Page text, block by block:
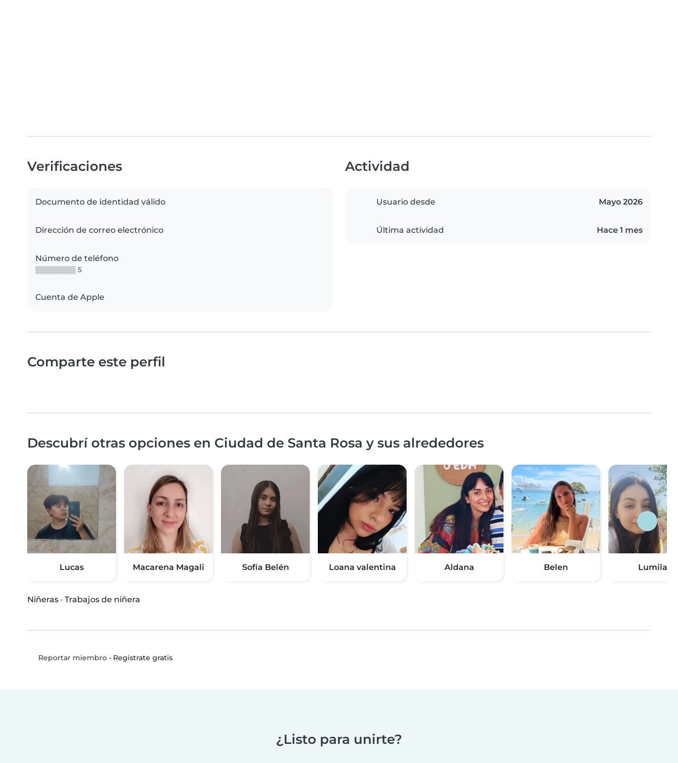
Verificaciones
Documento de identidad válido
Dirección de correo electrónico
Número de teléfono
▒▒▒▒▒▒▒▒ 5
Cuenta de Apple
Actividad
Usuario desde Mayo 2026
Última actividad Hace 1 mes
Comparte este perfil
Descubrí otras opciones en Ciudad de Santa Rosa y sus alrededores
Lucas Macarena Magali Sofía Belén Loana valentina Aldana Belen Lumila
Niñeras · Trabajos de niñera
Reportar miembro• Registrate gratis
¿Listo para unirte?